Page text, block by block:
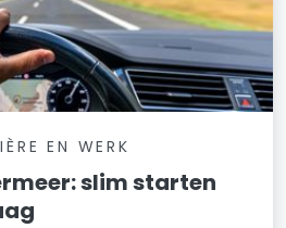
EN WERK
slim starten